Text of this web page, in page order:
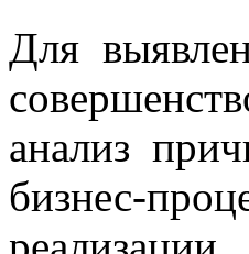
Для
анализ
бизнес-